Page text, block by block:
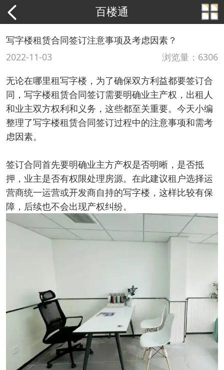
百楼通
写字楼租赁合同签订注意事项及考虑因素？
2022-11-03
浏览量：6306
无论在哪里租写字楼，为了确保双方利益都要签订合
同，写字楼租赁合同签订需要明确业主产权，出租人
和业主双方权利和义务，这些都至关重要。今天小编
整理了写字楼租赁合同签订过程中的注意事项和需考
虑因素。
签订合同首先要明确业主方产权是否明晰，是否抵
押，业主是否有权限处理房源。在此建议租户选择运
营商统一运营或开发商自持的写字楼，这样比较有保
障，后续也不会出现产权纠纷。